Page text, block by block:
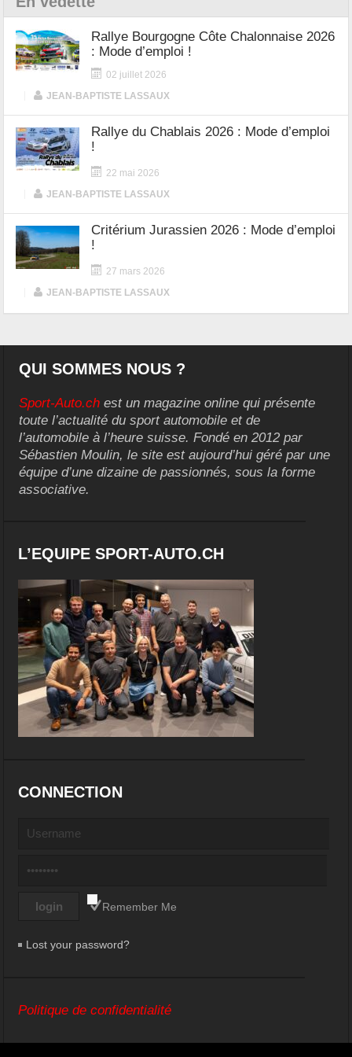
Rallye Bourgogne Côte Chalonnaise 2026
: Mode d’emploi !
02 juillet 2026
JEAN-BAPTISTE LASSAUX
Rallye du Chablais 2026 : Mode d’emploi
!
22 mai 2026
JEAN-BAPTISTE LASSAUX
Critérium Jurassien 2026 : Mode d’emploi
!
27 mars 2026
JEAN-BAPTISTE LASSAUX
QUI SOMMES NOUS ?
Sport-Auto.ch est un magazine online qui présente
toute l’actualité du sport automobile et de
l’automobile à l’heure suisse. Fondé en 2012 par
Sébastien Moulin, le site est aujourd’hui géré par une
équipe d’une dizaine de passionnés, sous la forme
associative.
L’EQUIPE SPORT-AUTO.CH
CONNECTION
Remember Me
Lost your password?
Politique de confidentialité